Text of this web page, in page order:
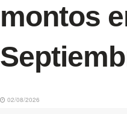
montos
02/08/2026